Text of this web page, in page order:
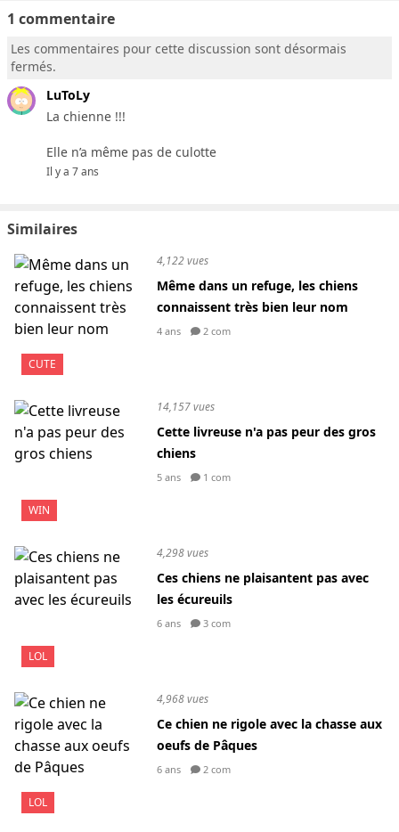
1 commentaire
Les commentaires pour cette discussion sont désormais
fermés.
LuToLy
La chienne !!!
Elle n’a même pas de culotte
Il y a 7 ans
Similaires
CUTE
4,122 vues
Même dans un refuge, les chiens
connaissent très bien leur nom
4 ans 2 com
WIN
14,157 vues
Cette livreuse n'a pas peur des gros
chiens
5 ans 1 com
LOL
4,298 vues
Ces chiens ne plaisantent pas avec
les écureuils
6 ans 3 com
LOL
4,968 vues
Ce chien ne rigole avec la chasse aux
oeufs de Pâques
6 ans 2 com